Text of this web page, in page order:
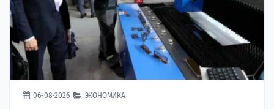
06-08-2026 ЭКОНОМИКА